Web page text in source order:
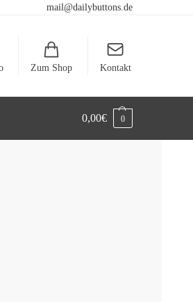
mail@dailybuttons.de
Zum Shop Kontakt
0,00€ 0